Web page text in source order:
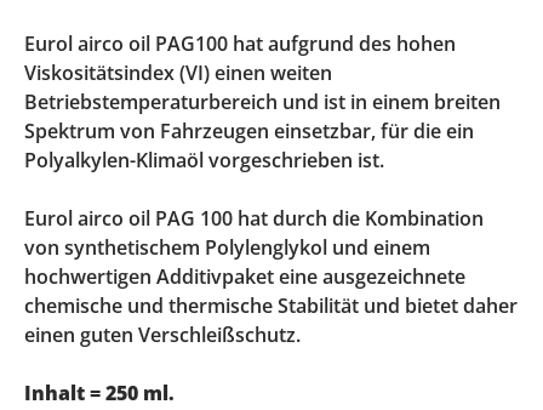
Eurol airco oil PAG100 hat aufgrund des hohen
Viskositätsindex (VI) einen weiten
Betriebstemperaturbereich und ist in einem breiten
Spektrum von Fahrzeugen einsetzbar, für die ein
Polyalkylen-Klimaöl vorgeschrieben ist.
Eurol airco oil PAG 100 hat durch die Kombination
von synthetischem Polylenglykol und einem
hochwertigen Additivpaket eine ausgezeichnete
chemische und thermische Stabilität und bietet daher
einen guten Verschleißschutz.
Inhalt = 250 ml.